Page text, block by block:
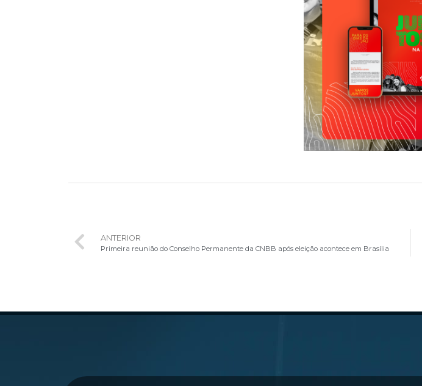
ANTERIOR
Primeira reunião do Conselho Permanente da CNBB após eleição acontece em Brasília